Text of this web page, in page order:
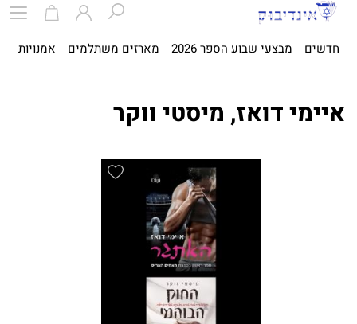
חדשים מבצעי שבוע הספר 2026 מארזים משתלמים אמנויות
איימי דואז, מיסטי ווקר